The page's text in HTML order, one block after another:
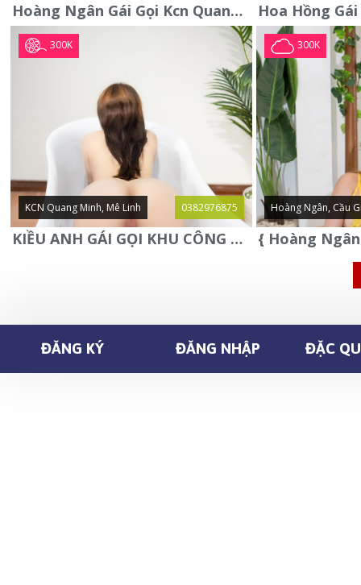
Hoàng Ngân Gái Gọi Kcn Quang Minh - Mê Linh . Hàng Vip Lần Đầu
300K
KCN Quang Minh, Mê Linh 0382976875
KIỀU ANH GÁI GỌI KHU CÔNG NGHIỆP QUANG MINH - MÊ LINH
300K
Hoàng Ngân, Cầu
ĐĂNG KÝ ĐĂNG NHẬP ĐẶC